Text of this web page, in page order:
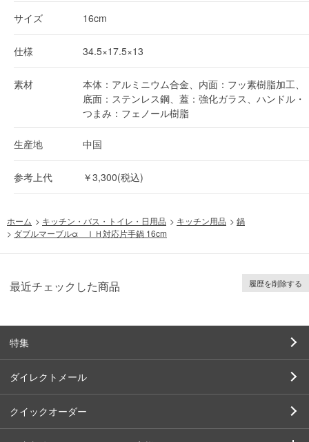
サイズ 16cm
仕様 34.5×17.5×13
素材
本体：アルミニウム合金、内面：フッ素樹脂加工、
底面：ステンレス鋼、蓋：強化ガラス、ハンドル・
つまみ：フェノール樹脂
生産地 中国
参考上代 ￥3,300(税込)
ホーム > キッチン・バス・トイレ・日用品 > キッチン用品 > 鍋
> ダブルマーブルα ＩＨ対応片手鍋 16cm
最近チェックした商品 履歴を削除する
特集
ダイレクトメール
クイックオーダー